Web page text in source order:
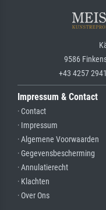
9586
+43 4257
Impressum & Contact
· Contact
· Impressum
· Algemene Voorwaarden
· Gegevensbescherming
· Annulatierecht
· Klachten
· Over Ons